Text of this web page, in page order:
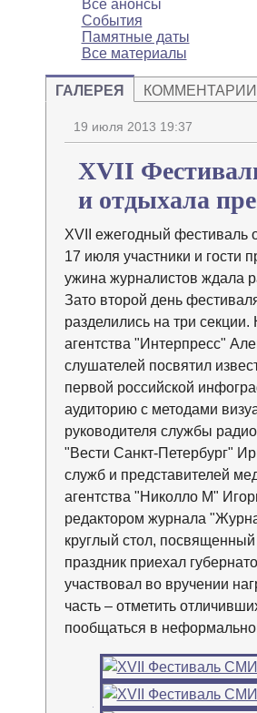
Все анонсы
События
Памятные даты
Все материалы
ГАЛЕРЕЯ КОММЕНТАРИИ
19 июля 2013 19:37
XVII
и отдыхала
XVII ежегодный фестиваль
17 июля участники и гости
ужина журналистов ждала
Зато второй день
разделились на три
агентства "Интерпресс"
слушателей посвятил
первой российской
аудиторию с методами
руководителя службы
"Вести Санкт-Петербург"
служб и представителей
агентства "Николло М"
редактором журнала
круглый стол,
праздник приехал
участвовал во вручении
часть – отметить
пообщаться в
←